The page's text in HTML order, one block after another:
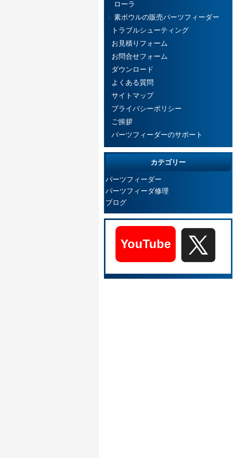
ローラ
素ボウルの販売パーツフィーダー
トラブルシューティング
お見積りフォーム
お問合せフォーム
ダウンロード
よくある質問
サイトマップ
プライバシーポリシー
ご挨拶
パーツフィーダーのサポート
カテゴリー
パーツフィーダー
パーツフィーダ修理
ブログ
YouTube